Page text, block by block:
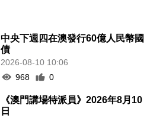
中央下週四在澳發行60億人民幣國
債
2026-08-10 10:06
968
0
《澳門講場特派員》2026年8月10
日